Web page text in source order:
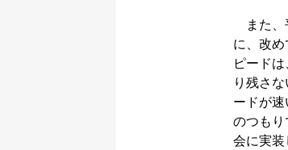
また、
に、改
ピード
り残さ
ードが
のつもり
会に実装